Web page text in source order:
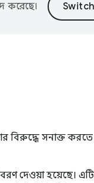
করেছে।
বিরুদ্ধে সনাক্ত
দেওয়া হয়েছে।